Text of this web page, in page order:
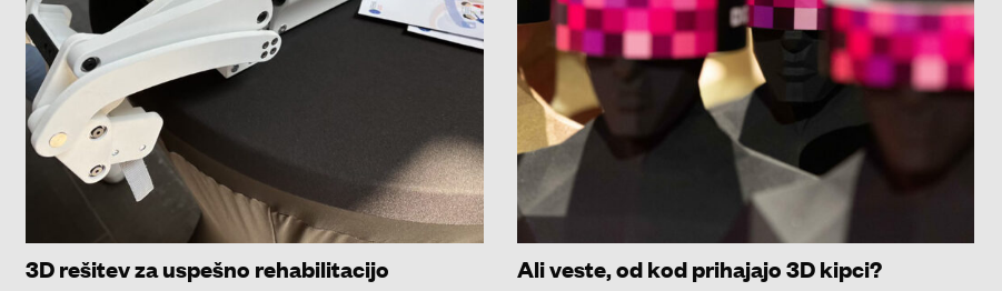
3D rešitev za uspešno rehabilitacijo Ali veste, od kod prihajajo 3D kipci?